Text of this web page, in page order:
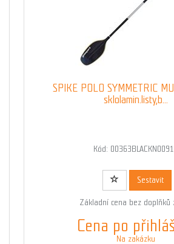
SPIKE POLO SYMMETRIC
sklolamin.listy,b...
Kód:
Sestavit
Základní cena bez doplňků
Cena po
Na zakázku